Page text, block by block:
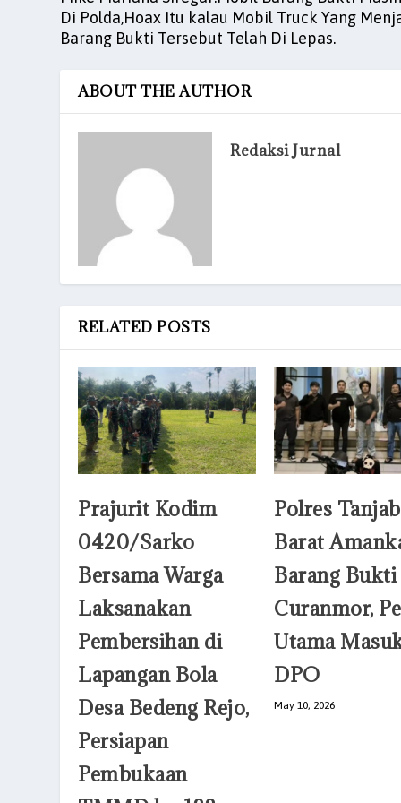
Di Polda,Hoax Itu kalau Mobil Truck Yang
Barang Bukti Tersebut Telah Di Lepas.
ABOUT THE AUTHOR
Redaksi Jurnal
RELATED POSTS
Prajurit Kodim
0420/Sarko
Bersama Warga
Laksanakan
Pembersihan di
Lapangan Bola
Desa Bedeng Rejo,
Persiapan
Pembukaan
Polres Tanjab
Barat
Barang Bukti
Curanmor,
Utama
DPO
May 10, 2026